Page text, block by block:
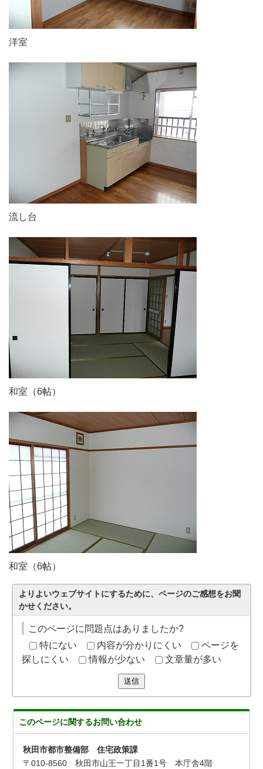
洋室
流し台
和室（6帖）
和室（6帖）
よりよいウェブサイトにするために、ページのご感想をお聞
かせください。
このページに問題点はありましたか?
特にない
内容が分かりにくい
ページを
探しにくい
情報が少ない 文章量が多い
送信
このページに関するお問い合わせ
秋田市都市整備部 住宅政策課
〒010-8560 秋田市山王一丁目1番1号 本庁舎4階